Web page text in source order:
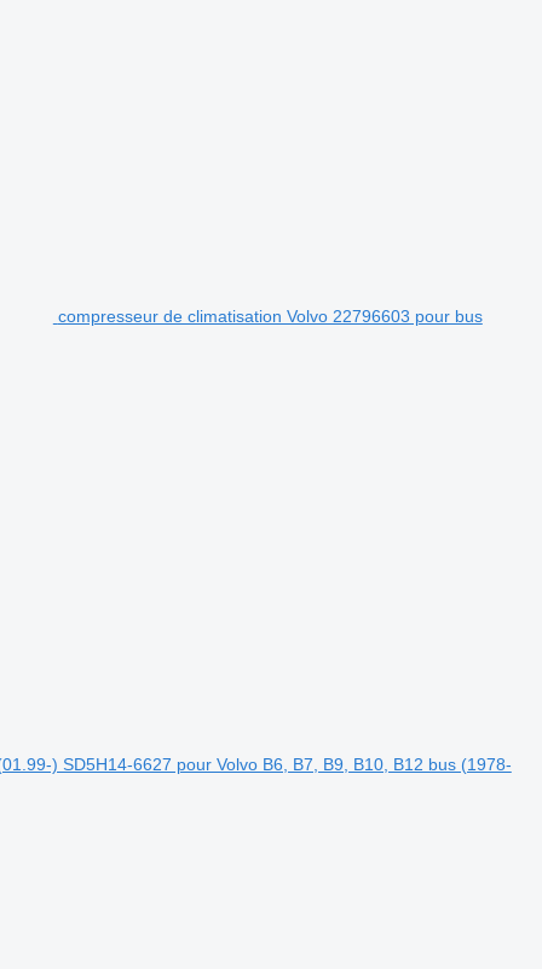
compresseur de climatisation Volvo 22796603 pour bus
) SD5H14-6627 pour Volvo B6, B7, B9, B10, B12 bus (1978-